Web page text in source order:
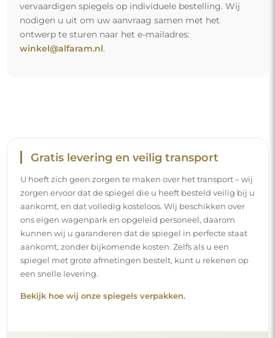
vervaardigen spiegels op individuele bestelling. Wij
nodigen u uit om uw aanvraag samen met het
ontwerp te sturen naar het e-mailadres:
winkel@alfaram.nl.
Gratis levering en veilig transport
U hoeft zich geen zorgen te maken over het transport – wij
zorgen ervoor dat de spiegel die u heeft besteld veilig bij u
aankomt, en dat volledig kosteloos. Wij beschikken over
ons eigen wagenpark en opgeleid personeel, daarom
kunnen wij u garanderen dat de spiegel in perfecte staat
aankomt, zonder bijkomende kosten. Zelfs als u een
spiegel met grote afmetingen bestelt, kunt u rekenen op
een snelle levering.
Bekijk hoe wij onze spiegels verpakken.